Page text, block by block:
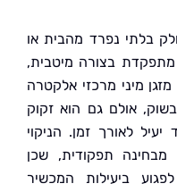
נפרד מהבית או
מיטבית,
מרכזי אלקטרה
גם הוא זקוק
זמן. הניקוי
תפקודית, שכן
המכשיר